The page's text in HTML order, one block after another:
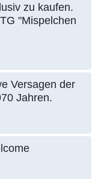
zu kaufen.
"Mispelchen
Versagen der
Jahren.